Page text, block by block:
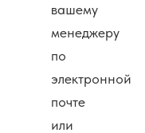
вашему
менеджеру
по
электронной
почте
или